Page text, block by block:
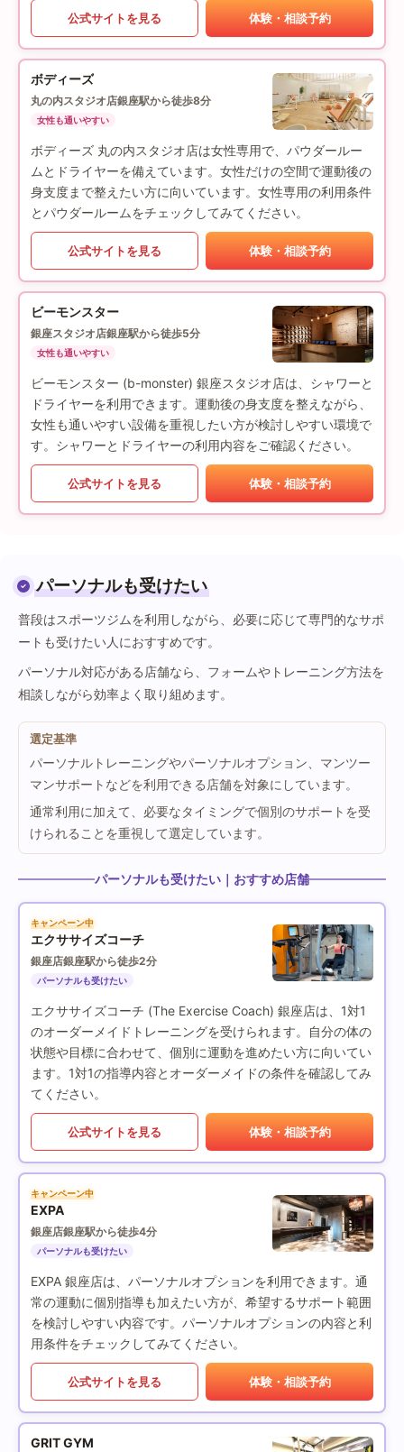
公式サイトを見る 体験・相談予約
ボディーズ
丸の内スタジオ店銀座駅から徒歩8分
女性も通いやすい
ボディーズ 丸の内スタジオ店は女性専用で、パウダールー
ムとドライヤーを備えています。女性だけの空間で運動後の
身支度まで整えたい方に向いています。女性専用の利用条件
とパウダールームをチェックしてみてください。
公式サイトを見る 体験・相談予約
ビーモンスター
銀座スタジオ店銀座駅から徒歩5分
女性も通いやすい
ビーモンスター (b-monster) 銀座スタジオ店は、シャワーと
ドライヤーを利用できます。運動後の身支度を整えながら、
女性も通いやすい設備を重視したい方が検討しやすい環境で
す。シャワーとドライヤーの利用内容をご確認ください。
公式サイトを見る 体験・相談予約
パーソナルも受けたい
普段はスポーツジムを利用しながら、必要に応じて専門的なサポ
ートも受けたい人におすすめです。
パーソナル対応がある店舗なら、フォームやトレーニング方法を
相談しながら効率よく取り組めます。
選定基準
パーソナルトレーニングやパーソナルオプション、マンツー
マンサポートなどを利用できる店舗を対象にしています。
通常利用に加えて、必要なタイミングで個別のサポートを受
けられることを重視して選定しています。
パーソナルも受けたい｜おすすめ店舗
キャンペーン中
エクササイズコーチ
銀座店銀座駅から徒歩2分
パーソナルも受けたい
エクササイズコーチ (The Exercise Coach) 銀座店は、1対1
のオーダーメイドトレーニングを受けられます。自分の体の
状態や目標に合わせて、個別に運動を進めたい方に向いてい
ます。1対1の指導内容とオーダーメイドの条件を確認してみ
てください。
公式サイトを見る 体験・相談予約
キャンペーン中
EXPA
銀座店銀座駅から徒歩4分
パーソナルも受けたい
EXPA 銀座店は、パーソナルオプションを利用できます。通
常の運動に個別指導も加えたい方が、希望するサポート範囲
を検討しやすい内容です。パーソナルオプションの内容と利
用条件をチェックしてみてください。
公式サイトを見る 体験・相談予約
GRIT GYM